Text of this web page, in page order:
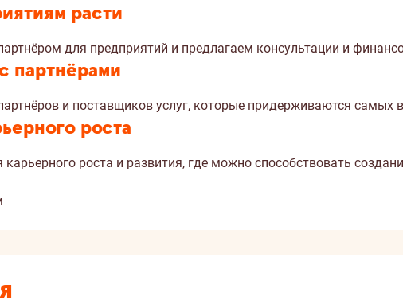
расти
для предприятий и предлагаем консультации и
партнёрами
и поставщиков услуг, которые придерживаются самых
роста
карьерного роста и развития, где можно способствовать